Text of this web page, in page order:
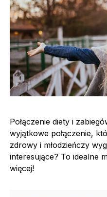
Połączenie diety i
wyjątkowe połączenie,
zdrowy i młodzieńczy
interesujące? To idealne
więcej!